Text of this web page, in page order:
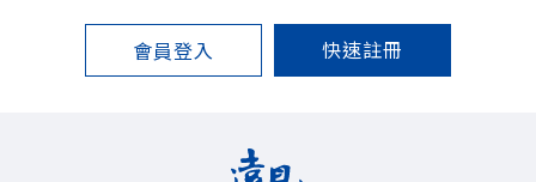
會員登入 快速註冊